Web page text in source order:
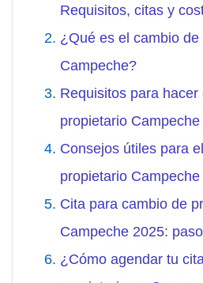
Requisitos, citas y
¿Qué es el cambio
Campeche?
Requisitos para
propietario
Consejos útiles para
propietario Campeche
Cita para cambio de
Campeche 2025:
¿Cómo agendar tu